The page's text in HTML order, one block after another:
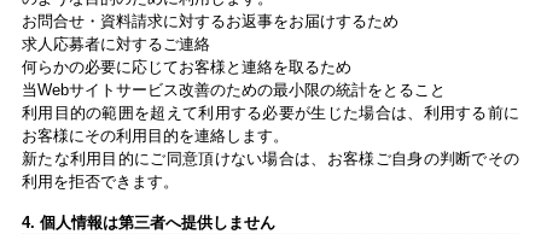
お問合せ・資料請求に対するお返事をお届けするため
求人応募者に対するご連絡
何らかの必要に応じてお客様と連絡を取るため
当Webサイトサービス改善のための最小限の統計をとること
利用目的の範囲を超えて利用する必要が生じた場合は、利用する前に
お客様にその利用目的を連絡します。
新たな利用目的にご同意頂けない場合は、お客様ご自身の判断でその
利用を拒否できます。
4. 個人情報は第三者へ提供しません